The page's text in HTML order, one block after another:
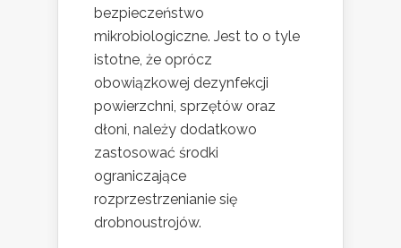
bezpieczeństwo
mikrobiologiczne. Jest to o tyle
istotne, że oprócz
obowiązkowej dezynfekcji
powierzchni, sprzętów oraz
dłoni, należy dodatkowo
zastosować środki
ograniczające
rozprzestrzenianie się
drobnoustrojów.